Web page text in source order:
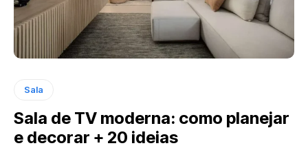
Sala
Sala de TV moderna: como planejar
e decorar + 20 ideias